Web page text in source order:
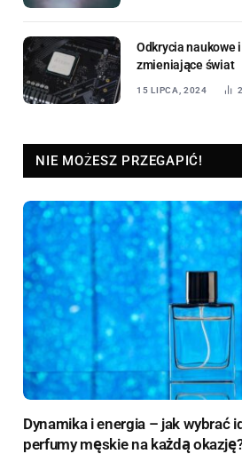
Odkrycia naukowe
zmieniające świat
15 LIPCA, 2024
NIE MOŻESZ PRZEGAPIĆ!
Dynamika i energia – jak wybrać
perfumy męskie na każdą